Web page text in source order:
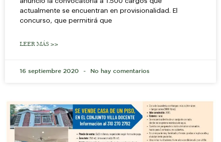
actualmente se encuentran en provisionalidad. El
concurso, que permitirá que
LEER MÁS >>
16 septiembre 2020 No hay comentarios